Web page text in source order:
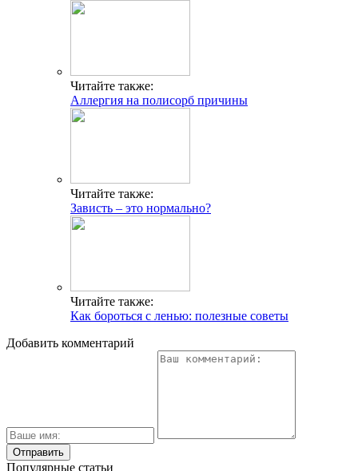
Читайте также:
Аллергия на полисорб причины
Читайте также:
Зависть – это нормально?
Читайте также:
Как бороться с ленью: полезные советы
Добавить комментарий
Популярные статьи